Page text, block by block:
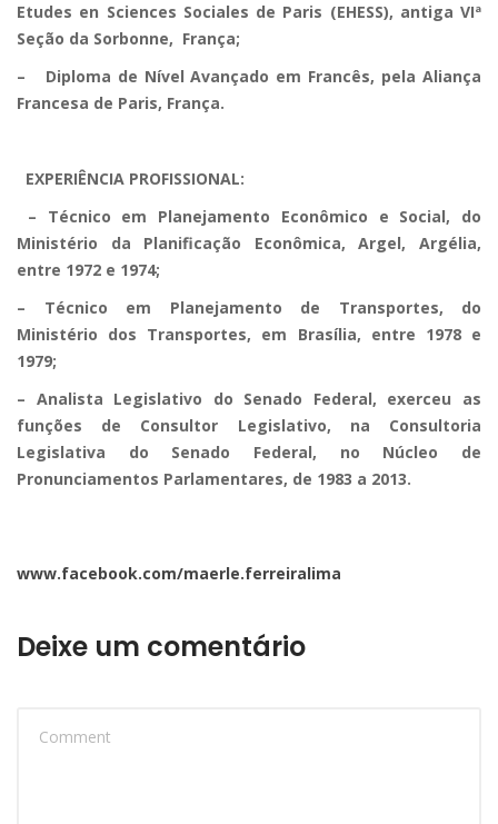
Etudes en Sciences Sociales de Paris (EHESS), antiga VIª
Seção da Sorbonne, França;
– Diploma de Nível Avançado em Francês, pela Aliança
Francesa de Paris, França.
EXPERIÊNCIA PROFISSIONAL:
– Técnico em Planejamento Econômico e Social, do
Ministério da Planificação Econômica, Argel, Argélia,
entre 1972 e 1974;
– Técnico em Planejamento de Transportes, do
Ministério dos Transportes, em Brasília, entre 1978 e
1979;
– Analista Legislativo do Senado Federal, exerceu as
funções de Consultor Legislativo, na Consultoria
Legislativa do Senado Federal, no Núcleo de
Pronunciamentos Parlamentares, de 1983 a 2013.
www.facebook.com/maerle.ferreiralima
Deixe um comentário